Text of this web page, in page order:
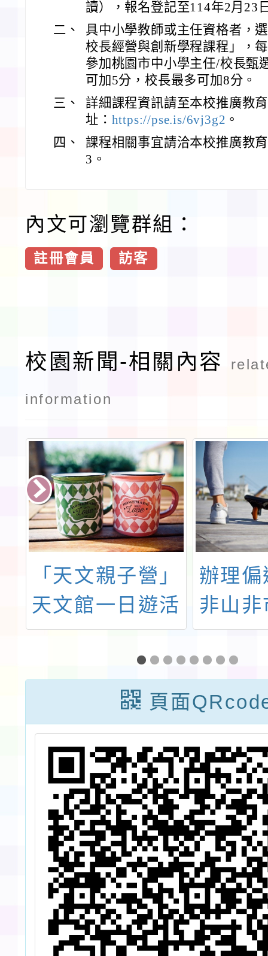
讀），報名登記至114年2月23
二、
具中小學教師或主任資格者，
校長經營與創新學程課程」，
參加桃園市中小學主任/校長甄
可加5分，校長最多可加8分。
三、
詳細課程資訊請至本校推廣教
址： https://pse.is/6vj3g2 。
四、
課程相關事宜請洽本校推廣教
3。
內文可瀏覽群組：
註冊會員 訪客
校園新聞-相關內容
information
「天文親子營」
天文館一日遊活
動
辦理
非山
區整
師 培
習：
編工
頁面